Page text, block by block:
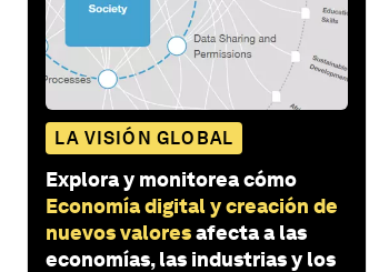
LA VISIÓN GLOBAL
Explora y monitorea cómo
Economía digital y creación de
nuevos valoresafecta a las
economías, las industrias y los